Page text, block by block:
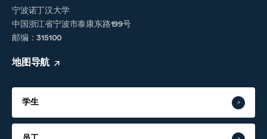
宁波诺丁汉大学
中国浙江省宁波市泰康东路199号
邮编：315100
地图导航
学生